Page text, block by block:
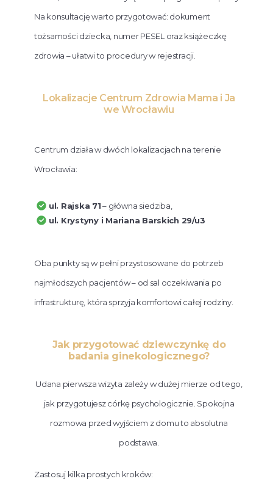
Na konsultację warto przygotować: dokument
tożsamości dziecka, numer PESEL oraz książeczkę
zdrowia – ułatwi to procedury w rejestracji.
Lokalizacje Centrum Zdrowia Mama i Ja
we Wrocławiu
Centrum działa w dwóch lokalizacjach na terenie
Wrocławia:
ul. Rajska 71– główna siedziba,
ul. Krystyny i Mariana Barskich 29/u3
Oba punkty są w pełni przystosowane do potrzeb
najmłodszych pacjentów – od sal oczekiwania po
infrastrukturę, która sprzyja komfortowi całej rodziny.
Jak przygotować dziewczynkę do
badania ginekologicznego?
Udana pierwsza wizyta zależy w dużej mierze od tego,
jak przygotujesz córkę psychologicznie. Spokojna
rozmowa przed wyjściem z domu to absolutna
podstawa.
Zastosuj kilka prostych kroków: